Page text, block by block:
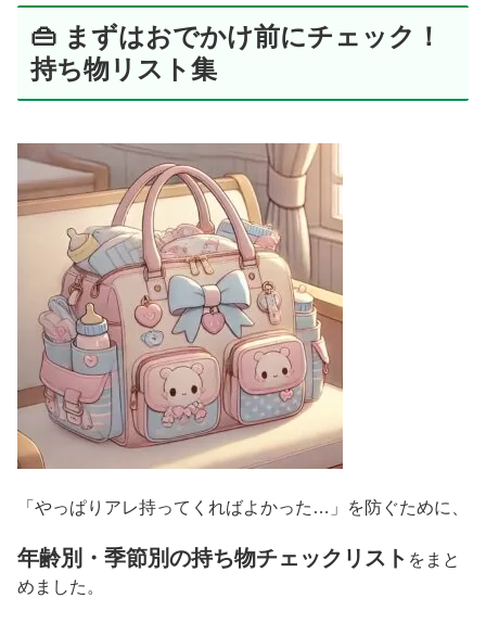
👜 まずはおでかけ前にチェック！
持ち物リスト集
「やっぱりアレ持ってくればよかった…」を防ぐために、
年齢別・季節別の持ち物チェックリスト をまと
めました。